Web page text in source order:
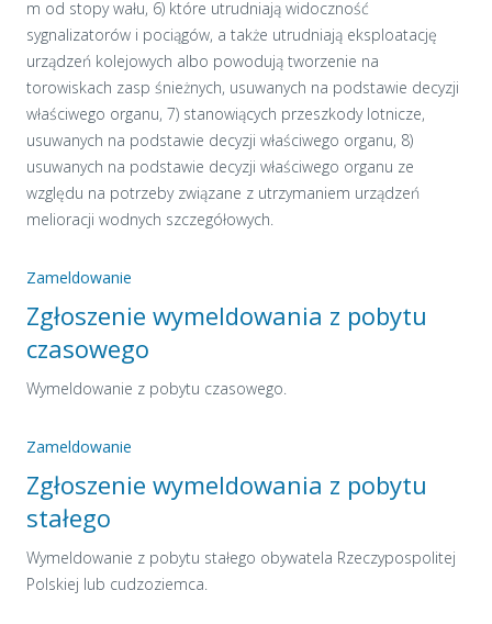
m od stopy wału, 6) które utrudniają widoczność
sygnalizatorów i pociągów, a także utrudniają eksploatację
urządzeń kolejowych albo powodują tworzenie na
torowiskach zasp śnieżnych, usuwanych na podstawie decyzji
właściwego organu, 7) stanowiących przeszkody lotnicze,
usuwanych na podstawie decyzji właściwego organu, 8)
usuwanych na podstawie decyzji właściwego organu ze
względu na potrzeby związane z utrzymaniem urządzeń
melioracji wodnych szczegółowych.
Zameldowanie
Zgłoszenie wymeldowania z pobytu
czasowego
Wymeldowanie z pobytu czasowego.
Zameldowanie
Zgłoszenie wymeldowania z pobytu
stałego
Wymeldowanie z pobytu stałego obywatela Rzeczypospolitej
Polskiej lub cudzoziemca.